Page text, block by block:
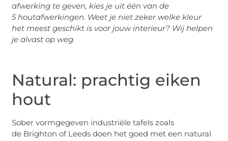
afwerking te geven, kies je uit één van de
5 houtafwerkingen. Weet je niet zeker welke kleur
het meest geschikt is voor jouw interieur? Wij helpen
je alvast op weg.
Natural: prachtig eiken
hout
Sober vormgegeven industriële tafels zoals
de Brighton of Leeds doen het goed met een natural